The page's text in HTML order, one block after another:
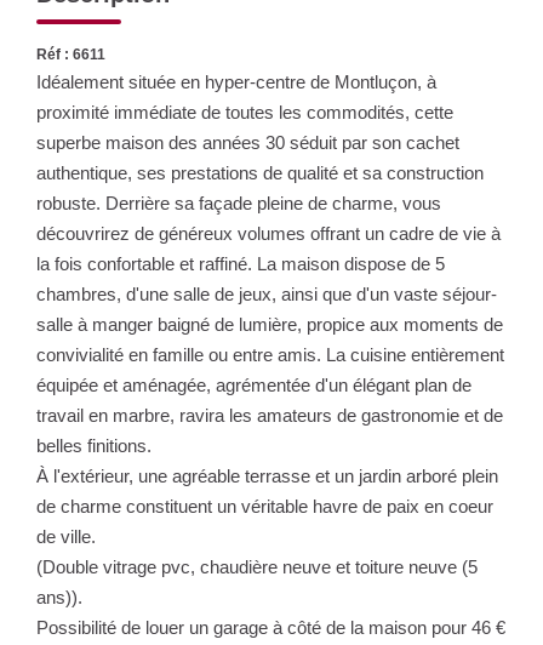
Réf : 6611
Idéalement située en hyper-centre de Montluçon, à
proximité immédiate de toutes les commodités, cette
superbe maison des années 30 séduit par son cachet
authentique, ses prestations de qualité et sa construction
robuste. Derrière sa façade pleine de charme, vous
découvrirez de généreux volumes offrant un cadre de vie à
la fois confortable et raffiné. La maison dispose de 5
chambres, d'une salle de jeux, ainsi que d'un vaste séjour-
salle à manger baigné de lumière, propice aux moments de
convivialité en famille ou entre amis. La cuisine entièrement
équipée et aménagée, agrémentée d'un élégant plan de
travail en marbre, ravira les amateurs de gastronomie et de
belles finitions.
À l'extérieur, une agréable terrasse et un jardin arboré plein
de charme constituent un véritable havre de paix en coeur
de ville.
(Double vitrage pvc, chaudière neuve et toiture neuve (5
ans)).
Possibilité de louer un garage à côté de la maison pour 46 €